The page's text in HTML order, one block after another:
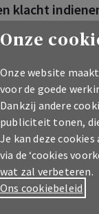
klacht
&
tot
Onze
Onze website
voor de goede
Dankzij andere
publiciteit tonen,
Je kan deze
via de ‘cookies
wat zal verbeteren.
Ons cookiebeleid